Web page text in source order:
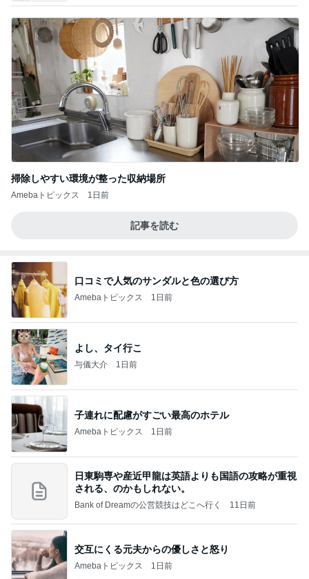
掃除しやすい環境が整った収納場所
Amebaトピックス 1日前
記事を読む
口コミで人気のサンダルと色の選び方
Amebaトピックス 1日前
よし、タイ行こ
与儀大介 1日前
子連れに配慮がすごい最高のホテル
Amebaトピックス 1日前
日東駒専や産近甲龍は英語よりも国語の攻略が重視
される、のかもしれない。
Bank of Dreamの公営競技はどこへ行く 11日前
交互にくる元夫からの優しさと怒り
Amebaトピックス 1日前